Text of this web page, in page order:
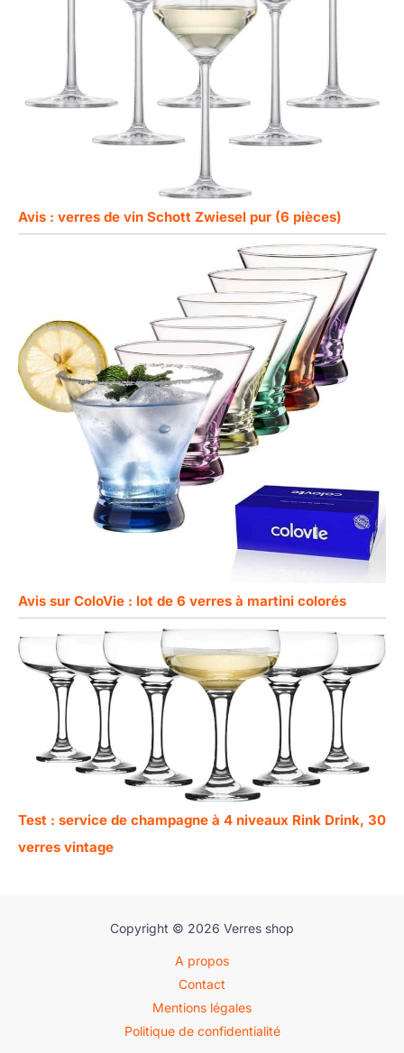
Avis : verres de vin Schott Zwiesel pur (6 pièces)
Avis sur ColoVie : lot de 6 verres à martini colorés
Test : service de champagne à 4 niveaux Rink Drink, 30
verres vintage
Copyright © 2026 Verres shop
A propos
Contact
Mentions légales
Politique de confidentialité